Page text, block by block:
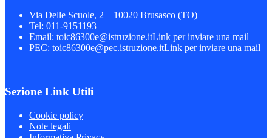
Via Delle Scuole, 2 – 10020 Brusasco (TO)
Tel: 011-9151193
Email: toic86300e@istruzione.itLink per inviare una mail
PEC: toic86300e@pec.istruzione.itLink per inviare una mail
Sezione Link Utili
Cookie policy
Note legali